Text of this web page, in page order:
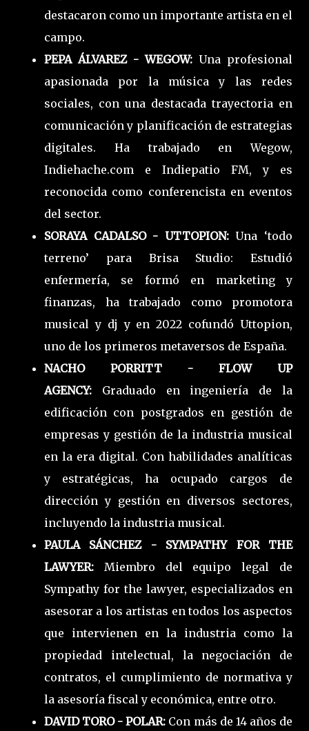
destacaron como un importante artista en el
campo.
PEPA ÁLVAREZ - WEGOW: Una profesional
apasionada por la música y las redes
sociales, con una destacada trayectoria en
comunicación y planificación de estrategias
digitales. Ha trabajado en Wegow,
Indiehache.com e Indiepatio FM, y es
reconocida como conferencista en eventos
del sector.
SORAYA CADALSO - UTTOPION:Una ‘todo
terreno’ para Brisa Studio: Estudió
enfermería, se formó en marketing y
finanzas, ha trabajado como promotora
musical y dj y en 2022 cofundó Uttopion,
uno de los primeros metaversos de España.
NACHO PORRITT - FLOW UP
AGENCY: Graduado en ingeniería de la
edificación con postgrados en gestión de
empresas y gestión de la industria musical
en la era digital. Con habilidades analíticas
y estratégicas, ha ocupado cargos de
dirección y gestión en diversos sectores,
incluyendo la industria musical.
PAULA SÁNCHEZ - SYMPATHY FOR THE
LAWYER: Miembro del equipo legal de
Sympathy for the lawyer, especializados en
asesorar a los artistas en todos los aspectos
que intervienen en la industria como la
propiedad intelectual, la negociación de
contratos, el cumplimiento de normativa y
la asesoría fiscal y económica, entre otro.
DAVID TORO - POLAR: Con más de 14 años de